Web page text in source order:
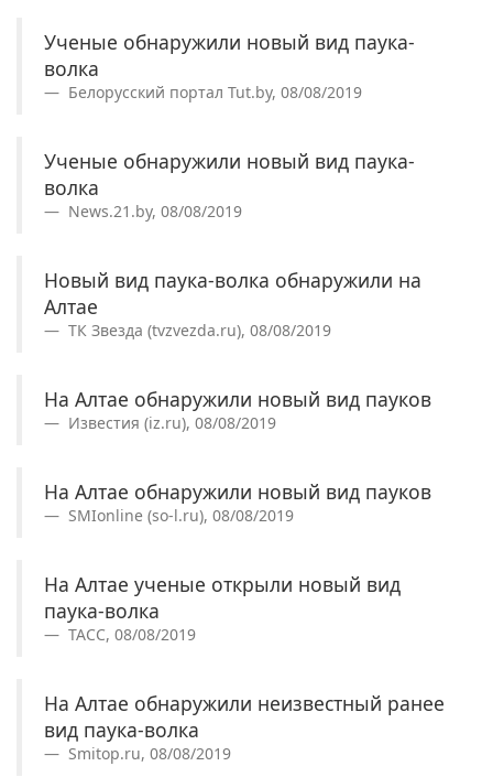
Ученые обнаружили новый вид паука-
волка
Белорусский портал Tut.by, 08/08/2019
Ученые обнаружили новый вид паука-
волка
News.21.by, 08/08/2019
Новый вид паука-волка обнаружили на
Алтае
ТК Звезда (tvzvezda.ru), 08/08/2019
На Алтае обнаружили новый вид пауков
Известия (iz.ru), 08/08/2019
На Алтае обнаружили новый вид пауков
SMIonline (so-l.ru), 08/08/2019
На Алтае ученые открыли новый вид
паука-волка
ТАСС, 08/08/2019
На Алтае обнаружили неизвестный ранее
вид паука-волка
Smitop.ru, 08/08/2019